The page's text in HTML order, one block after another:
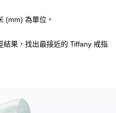
(mm) 為單位。
果，找出最接近的 Tiffany 戒指